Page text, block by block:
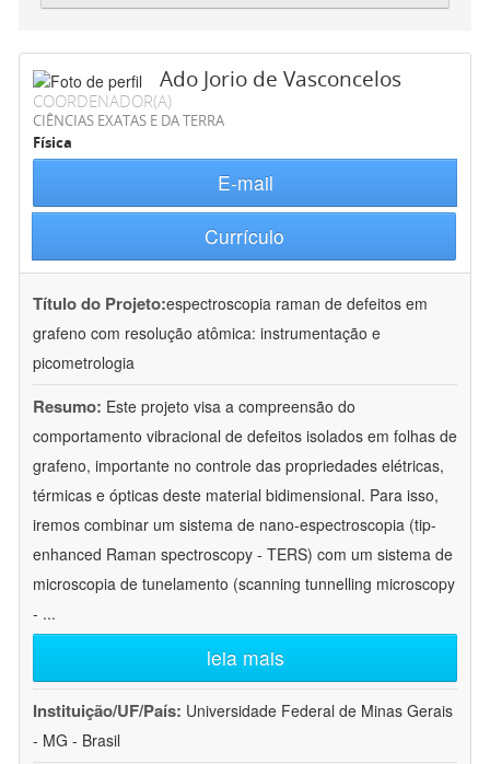
Ado Jorio de Vasconcelos
COORDENADOR(A)
CIÊNCIAS EXATAS E DA TERRA
Física
E-mail
Currículo
Título do Projeto:espectroscopia raman de defeitos em
grafeno com resolução atômica: instrumentação e
picometrologia
Resumo: Este projeto visa a compreensão do
comportamento vibracional de defeitos isolados em folhas de
grafeno, importante no controle das propriedades elétricas,
térmicas e ópticas deste material bidimensional. Para isso,
iremos combinar um sistema de nano-espectroscopia (tip-
enhanced Raman spectroscopy - TERS) com um sistema de
microscopia de tunelamento (scanning tunnelling microscopy
- ...
leia mais
Instituição/UF/País: Universidade Federal de Minas Gerais
- MG - Brasil